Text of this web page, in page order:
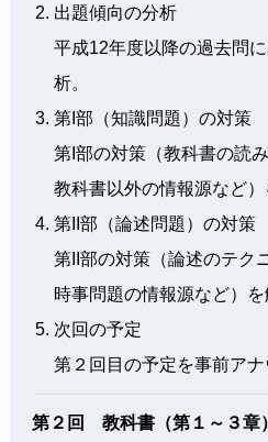
出題傾向の分析
平成12年度以降の過去問
析。
第I部（知識問題）の対策
第I部の対策（教科書の読
教科書以外の情報源など）
第II部（論述問題）の対策
第II部の対策（論述のテク
時事問題の情報源など）を
次回の予定
第２回目の予定を事前アナ
第２回 教科書（第１～３章